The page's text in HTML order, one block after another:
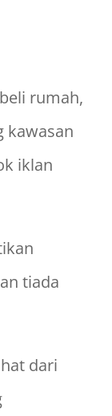
rumah,
kawasan
iklan
tiada
dari